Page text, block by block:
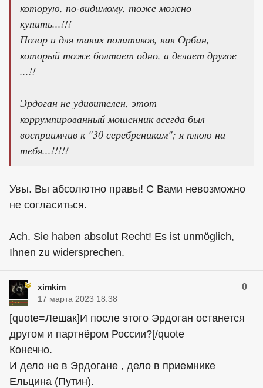
которую, по-видимому, тоже можно
купить...!!!
Позор и для таких политиков, как Орбан,
который тоже болтает одно, а делает другое
...!!
Эрдоган не удивителен, этот
коррумпированный мошенник всегда был
восприимчив к "30 серебреникам"; я плюю на
тебя...!!!!!
Увы. Вы абсолютно правы! С Вами невозможно
не согласиться.
Ach. Sie haben absolut Recht! Es ist unmöglich,
Ihnen zu widersprechen.
ximkim 0
17 марта 2023 18:38
[quote=Лешак]И после этого Эрдоган останется
другом и партнёром России?[/quote
Конечно.
И дело не в Эрдогане , дело в приемнике
Ельцина (Путин).